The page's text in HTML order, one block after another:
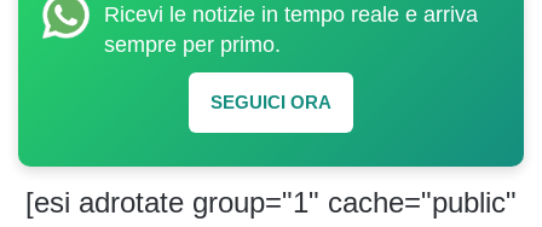
Ricevi le notizie in tempo reale e arriva
sempre per primo.
SEGUICI ORA
[esi adrotate group="1" cache="public"